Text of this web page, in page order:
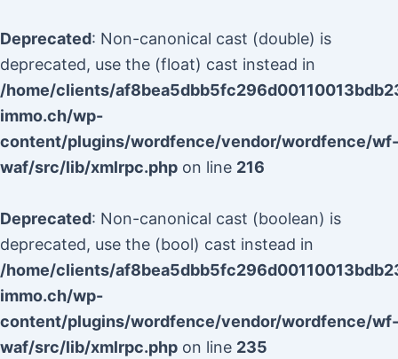
Deprecated: Non-canonical cast (double) is
deprecated, use the (float) cast instead in
/home/clients/
immo.ch/wp-
content/plugins/wordfence/vendor/wordfence/wf-
waf/src/lib/xmlrpc.php on line 216
Deprecated: Non-canonical cast (boolean) is
deprecated, use the (bool) cast instead in
/home/clients/
immo.ch/wp-
content/plugins/wordfence/vendor/wordfence/wf-
waf/src/lib/xmlrpc.php on line 235
au
contenu